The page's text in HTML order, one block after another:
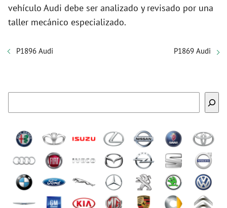
vehículo Audi debe ser analizado y revisado por una
taller mecánico especializado.
P1896 Audi P1869 Audi